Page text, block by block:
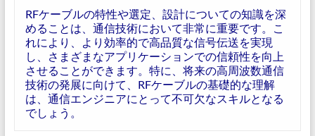
RFケーブルの特性や選定、設計についての知識を深
めることは、通信技術において非常に重要です。こ
れにより、より効率的で高品質な信号伝送を実現
し、さまざまなアプリケーションでの信頼性を向上
させることができます。特に、将来の高周波数通信
技術の発展に向けて、RFケーブルの基礎的な理解
は、通信エンジニアにとって不可欠なスキルとなる
でしょう。